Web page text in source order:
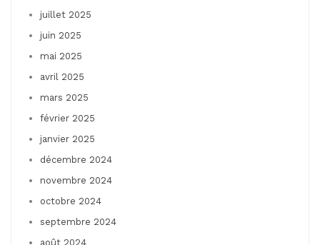
juillet 2025
juin 2025
mai 2025
avril 2025
mars 2025
février 2025
janvier 2025
décembre 2024
novembre 2024
octobre 2024
septembre 2024
août 2024